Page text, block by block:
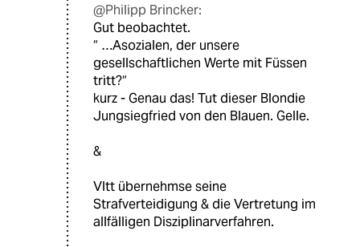
@Philipp Brincker:
Gut beobachtet.
“ …Asozialen, der unsere
gesellschaftlichen Werte mit Füssen
tritt?“
kurz - Genau das! Tut dieser Blondie
Jungsiegfried von den Blauen. Gelle.
&
Vltt übernehmse seine
Strafverteidigung & die Vertretung im
allfälligen Disziplinarverfahren.